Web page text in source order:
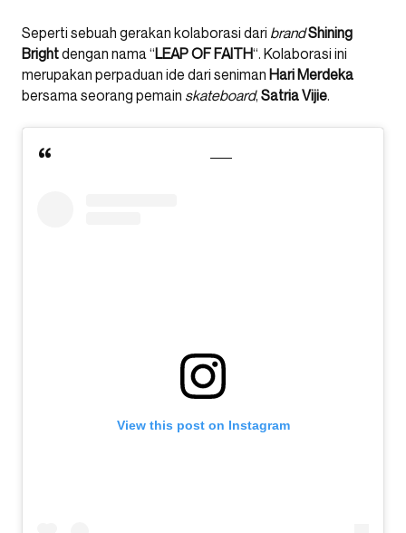
Seperti sebuah gerakan kolaborasi dari brandShining
Brightdengan nama “LEAP OF FAITH“. Kolaborasi ini
merupakan perpaduan ide dari seniman Hari Merdeka
bersama seorang pemain skateboard, Satria Vijie.
View this post on Instagram